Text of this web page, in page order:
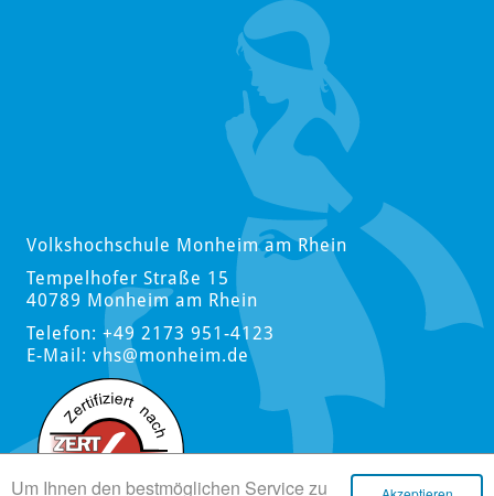
Um Ihnen den bestmöglichen Service zu
Volkshochschule Monheim am Rhein
Tempelhofer Straße 15
40789 Monheim am Rhein
Telefon: +49 2173 951-4123
E-Mail: vhs@monheim.de